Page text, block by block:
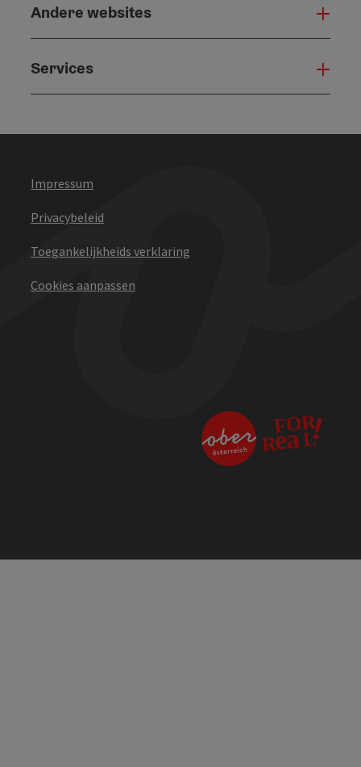
Andere websites
Services
Impressum
Privacybeleid
Toegankelijkheids verklaring
Cookies aanpassen